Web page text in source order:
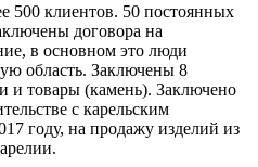
500 клиентов. 50 постоянных
договора на
в основном это люди
область. Заключены 8
и товары (камень). Заключено
с карельским
году, на продажу изделий из